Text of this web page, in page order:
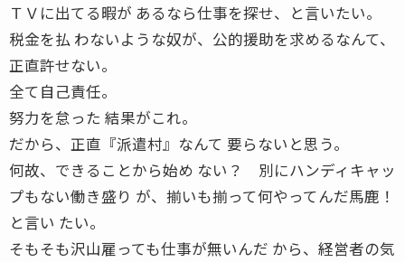
ＴＶに出てる暇が あるなら仕事を探せ、と言いたい。
税金を払 わないような奴が、公的援助を求めるなんて、
正直許せない。
全て自己責任。
努力を怠った 結果がこれ。
だから、正直『派遣村』なんて 要らないと思う。
何故、できることから始め ない？ 別にハンディキャッ
プもない働き盛り が、揃いも揃って何やってんだ馬鹿！
と言い たい。
そもそも沢山雇っても仕事が無いんだ から、経営者の気